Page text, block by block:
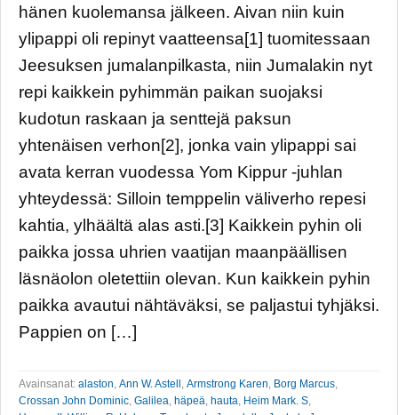
hänen kuolemansa jälkeen. Aivan niin kuin
ylipappi oli repinyt vaatteensa[1] tuomitessaan
Jeesuksen jumalanpilkasta, niin Jumalakin nyt
repi kaikkein pyhimmän paikan suojaksi
kudotun raskaan ja senttejä paksun
yhtenäisen verhon[2], jonka vain ylipappi sai
avata kerran vuodessa Yom Kippur -juhlan
yhteydessä: Silloin temppelin väliverho repesi
kahtia, ylhäältä alas asti.[3] Kaikkein pyhin oli
paikka jossa uhrien vaatijan maanpäällisen
läsnäolon oletettiin olevan. Kun kaikkein pyhin
paikka avautui nähtäväksi, se paljastui tyhjäksi.
Pappien on […]
Avainsanat: alaston, Ann W. Astell , Armstrong Karen, Borg Marcus,
Crossan John Dominic, Galilea, häpeä, hauta, Heim Mark. S,